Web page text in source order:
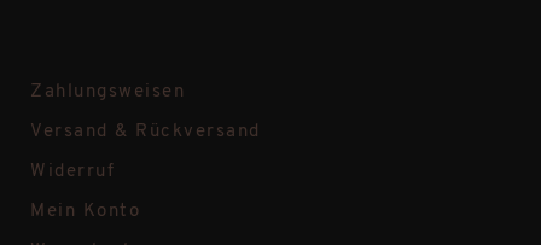
Zahlungsweisen
Versand & Rückversand
Widerruf
Mein Konto